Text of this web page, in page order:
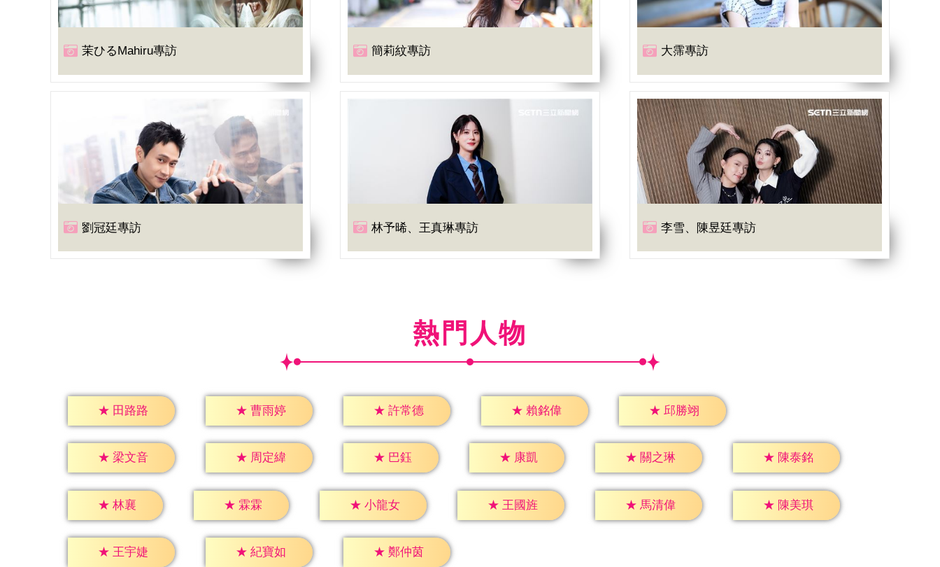
茉ひるMahiru專訪 簡莉紋專訪 大霈專訪
劉冠廷專訪 林予晞、王真琳專訪 李雪、陳昱廷專訪
熱門人物
★ 田路路 ★ 曹雨婷 ★ 許常德 ★ 賴銘偉 ★ 邱勝翊
★ 梁文音 ★ 周定緯 ★ 巴鈺 ★ 康凱 ★ 關之琳 ★ 陳泰銘
★ 林襄 ★ 霖霖 ★ 小龍女 ★ 王國旌 ★ 馬清偉 ★ 陳美琪
★ 王宇婕 ★ 紀寶如 ★ 鄭仲茵